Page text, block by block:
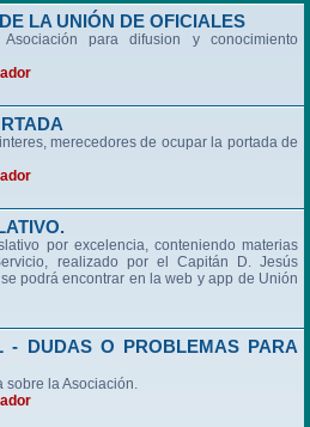
c
LA UNIÓN DE OFICIALES
para difusion y conocimiento
merecedores de ocupar la portada de
por excelencia, conteniendo materias
realizado por el Capitán D. Jesús
podrá encontrar en la web y app de Unión
- DUDAS O PROBLEMAS PARA
sobre la Asociación.